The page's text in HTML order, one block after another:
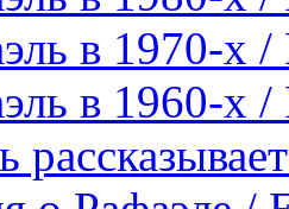
в 1970-х /
в 1960-х /